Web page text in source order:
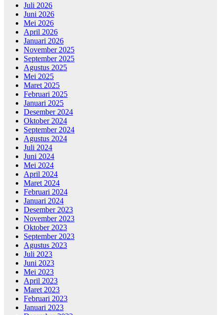
Juli 2026
Juni 2026
Mei 2026
April 2026
Januari 2026
November 2025
September 2025
Agustus 2025
Mei 2025
Maret 2025
Februari 2025
Januari 2025
Desember 2024
Oktober 2024
September 2024
Agustus 2024
Juli 2024
Juni 2024
Mei 2024
April 2024
Maret 2024
Februari 2024
Januari 2024
Desember 2023
November 2023
Oktober 2023
September 2023
Agustus 2023
Juli 2023
Juni 2023
Mei 2023
April 2023
Maret 2023
Februari 2023
Januari 2023